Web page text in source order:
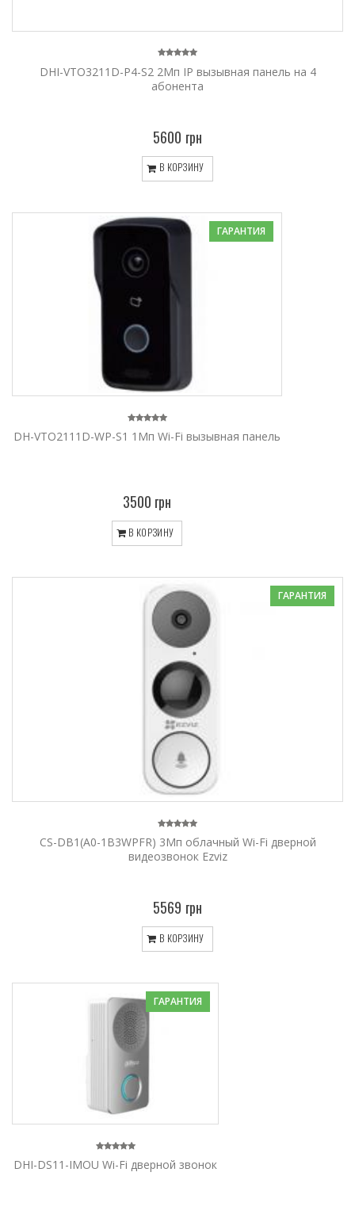
DHI-VTO3211D-P4-S2 2Мп IP вызывная панель на 4
абонента
5600 грн
В КОРЗИНУ
ГАРАНТИЯ
DH-VTO2111D-WP-S1 1Мп Wi-Fi вызывная панель
3500 грн
В КОРЗИНУ
ГАРАНТИЯ
CS-DB1(A0-1B3WPFR) 3Мп облачный Wi-Fi дверной
видеозвонок Ezviz
5569 грн
В КОРЗИНУ
ГАРАНТИЯ
DHI-DS11-IMOU Wi-Fi дверной звонок